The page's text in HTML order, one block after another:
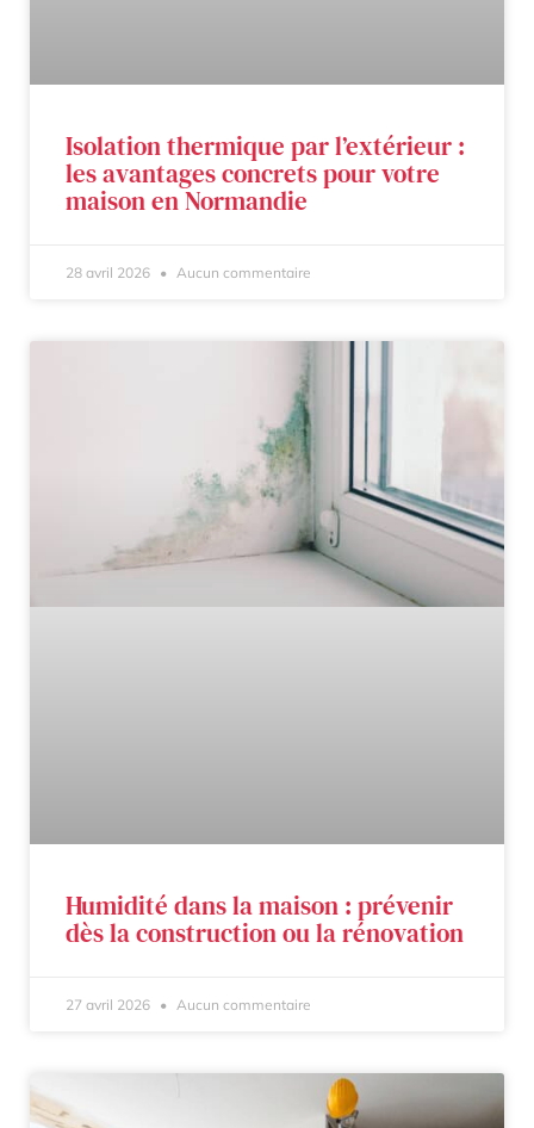
Isolation thermique par l’extérieur :
les avantages concrets pour votre
maison en Normandie
28 avril 2026 Aucun commentaire
Humidité dans la maison : prévenir
dès la construction ou la rénovation
27 avril 2026 Aucun commentaire